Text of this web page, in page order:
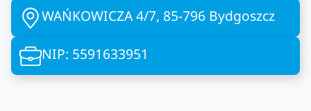
WAŃKOWICZA 4/7, 85-796 Bydgoszcz
NIP: 5591633951